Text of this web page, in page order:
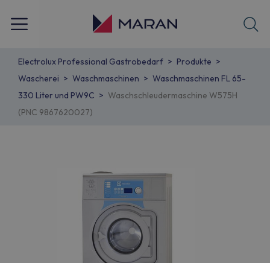
Electrolux Professional Gastrobedarf
Produkte
Wascherei
Waschmaschinen
Waschmaschinen FL 65-
330 Liter und PW9C
Waschschleudermaschine W575H
(PNC 9867620027)